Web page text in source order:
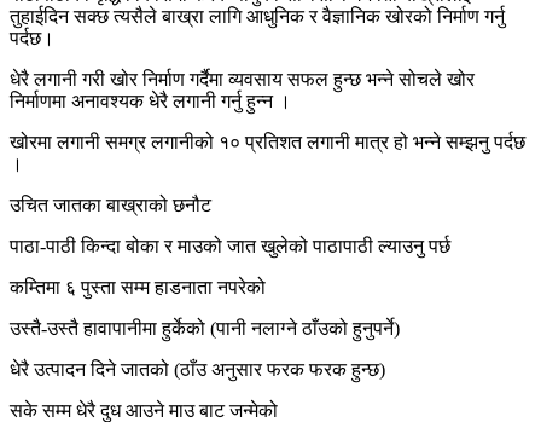
तुहाईदिन सक्छ त्यसैले बाख्रा लागि आधुनिक र वैज्ञानिक खोरको निर्माण गर्नु
पर्दछ।
धेरै लगानी गरी खोर निर्माण गर्दैमा व्यवसाय सफल हुन्छ भन्ने सोचले खोर
निर्माणमा अनावश्यक धेरै लगानी गर्नु हुन्न ।
खोरमा लगानी समग्र लगानीको १० प्रतिशत लगानी मात्र हो भन्ने सम्झनु पर्दछ
।
उचित जातका बाख्राको छनौट
पाठा-पाठी किन्दा बोका र माउको जात खुलेको पाठापाठी ल्याउनु पर्छ
कम्तिमा ६ पुस्ता सम्म हाडनाता नपरेको
उस्तै-उस्तै हावापानीमा हुर्केको (पानी नलाग्ने ठाँउको हुनुपर्ने)
धेरै उत्पादन दिने जातको (ठाँउ अनुसार फरक फरक हुन्छ)
सके सम्म धेरै दुध आउने माउ बाट जन्मेको